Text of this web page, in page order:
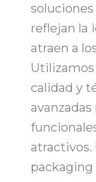
soluciones
reflejan la
atraen a
Utilizamos
calidad y
avanzadas
atractivos.
packaging